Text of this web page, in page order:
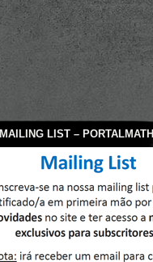
MAILING LIST – PORTALMATH